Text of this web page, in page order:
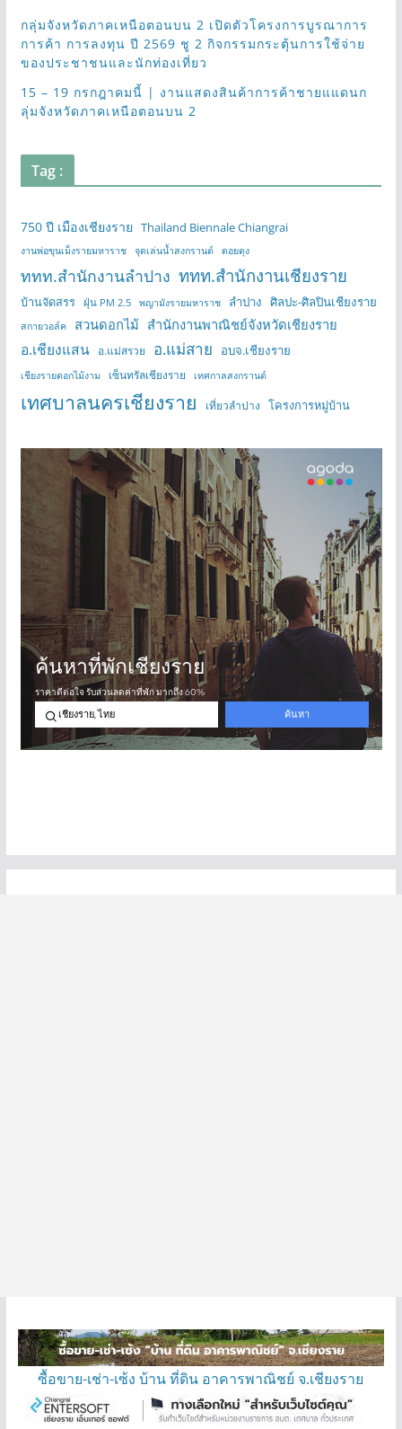
กลุ่มจังหวัดภาคเหนือตอนบน 2 เปิดตัวโครงการบูรณาการ
การค้า การลงทุน ปี 2569 ชู 2 กิจกรรมกระตุ้นการใช้จ่าย
ของประชาชนและนักท่องเที่ยว
15 – 19 กรกฎาคมนี้ | งานแสดงสินค้าการค้าชายแแดนก
ลุ่มจังหวัดภาคเหนือตอนบน 2
Tag :
750 ปี เมืองเชียงราย Thailand Biennale Chiangrai
งานพ่อขุนเม็งรายมหาราช จุดเล่นน้ำสงกรานต์ ดอยตุง
ททท.สำนักงานลำปาง ททท.สำนักงานเชียงราย
บ้านจัดสรร ฝุ่น PM 2.5 พญามังรายมหาราช ลำปาง ศิลปะ-ศิลปินเชียงราย
สกายวอล์ค สวนดอกไม้ สำนักงานพาณิชย์จังหวัดเชียงราย
อ.เชียงแสน อ.แม่สรวย อ.แม่สาย อบจ.เชียงราย
เชียงรายดอกไม้งาม เซ็นทรัลเชียงราย เทศกาลสงกรานต์
เทศบาลนครเชียงราย เที่ยวลำปาง โครงการหมู่บ้าน
ซื้อขาย-เช่า-เซ้ง บ้าน ที่ดิน อาคารพาณิชย์ จ.เชียงราย